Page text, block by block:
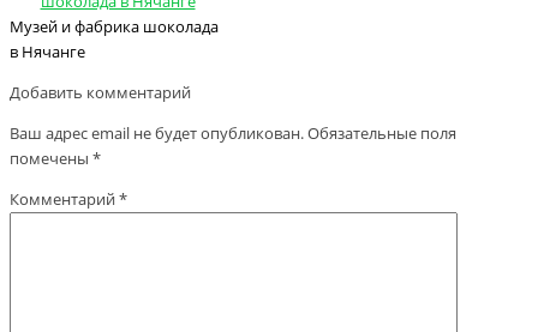
Музей и фабрика шоколада
в Нячанге
Добавить комментарий
Ваш адрес email не будет опубликован.Обязательные поля
помечены *
Комментарий*